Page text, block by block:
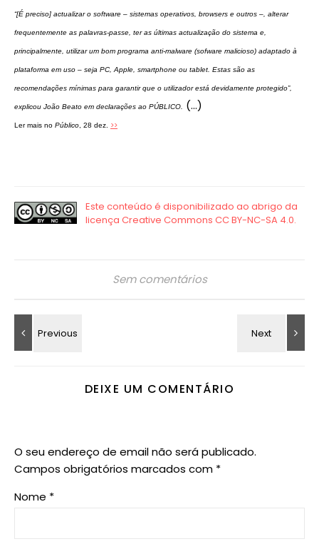
“[É preciso] actualizar o software – sistemas operativos, browsers e outros –, alterar
frequentemente as palavras-passe, ter as últimas actualização do sistema e,
principalmente, utilizar um bom programa anti-malware (sofware malicioso) adaptado à
plataforma em uso – seja PC, Apple, smartphone ou tablet. Estas são as
recomendações mínimas para garantir que o utilizador está devidamente protegido”,
explicou João Beato em declarações ao PÚBLICO. (…)
Ler mais no Público, 28 dez. >>
Sem comentários
DEIXE UM COMENTÁRIO
O seu endereço de email não será publicado.
Campos obrigatórios marcados com *
Nome *